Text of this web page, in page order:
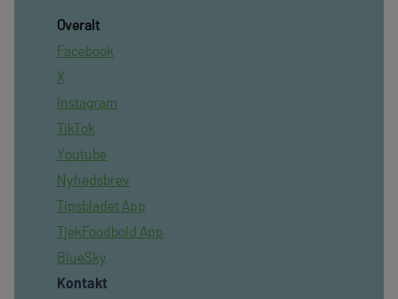
Overalt
Facebook
X
Instagram
TikTok
Youtube
Nyhedsbrev
Tipsbladet App
TjekFoodbold App
BlueSky
Kontakt